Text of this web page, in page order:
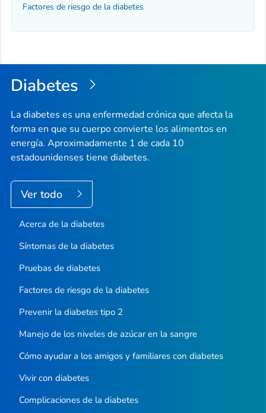
Factores de riesgo de la diabetes
Diabetes
La diabetes es una enfermedad crónica que afecta la
forma en que su cuerpo convierte los alimentos en
energía. Aproximadamente 1 de cada 10
estadounidenses tiene diabetes.
Ver todo
Acerca de la diabetes
Síntomas de la diabetes
Pruebas de diabetes
Factores de riesgo de la diabetes
Prevenir la diabetes tipo 2
Manejo de los niveles de azúcar en la sangre
Cómo ayudar a los amigos y familiares con diabetes
Vivir con diabetes
Complicaciones de la diabetes